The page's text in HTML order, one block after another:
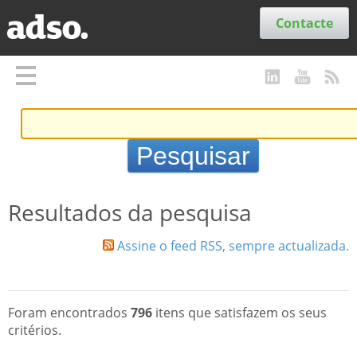
Contacte
Resultados da pesquisa
Assine o feed RSS, sempre actualizada.
Foram encontrados796 itens que satisfazem os seus
critérios.